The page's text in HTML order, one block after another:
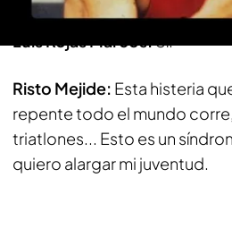
Luis Rojas Marcos:Sí.
Risto Mejide: Esta histeria
repente todo el mundo
triatlones... Esto es un
quiero alargar mi juventud.